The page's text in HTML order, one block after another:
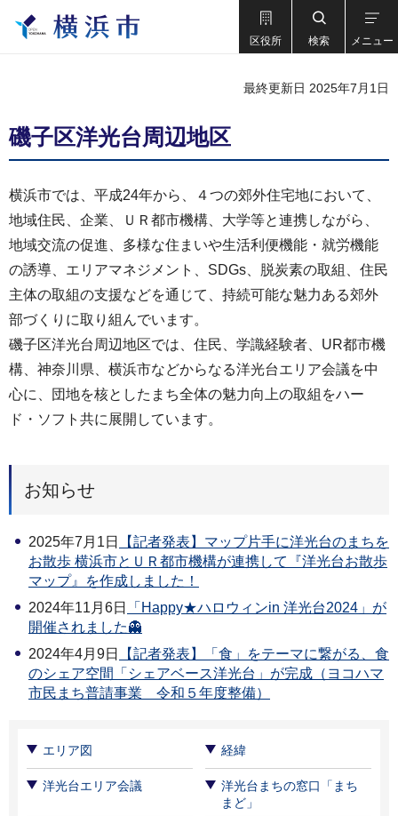
区役所 検索 メニュー
最終更新日 2025年7月1日
磯子区洋光台周辺地区
横浜市では、平成24年から、４つの郊外住宅地において、
地域住民、企業、ＵＲ都市機構、大学等と連携しながら、
地域交流の促進、多様な住まいや生活利便機能・就労機能
の誘導、エリアマネジメント、SDGs、脱炭素の取組、住民
主体の取組の支援などを通じて、持続可能な魅力ある郊外
部づくりに取り組んでいます。
磯子区洋光台周辺地区では、住民、学識経験者、UR都市機
構、神奈川県、横浜市などからなる洋光台エリア会議を中
心に、団地を核としたまち全体の魅力向上の取組をハー
ド・ソフト共に展開しています。
お知らせ
2025年7月1日
【記者発表】マップ片手に洋光台のまちを
お散歩 横浜市とＵＲ都市機構が連携して『洋光台お散歩
マップ』を作成しました！
2024年11月6日
「Happy★ハロウィンin 洋光台2024」が
開催されました👻
2024年4月9日
【記者発表】「食」をテーマに繋がる、食
のシェア空間「シェアベース洋光台」が完成（ヨコハマ
市民まち普請事業 令和５年度整備）
エリア図 経緯
洋光台エリア会議
洋光台まちの窓口「まち
まど」